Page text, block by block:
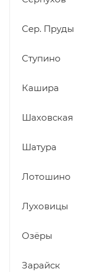
Сер. Пруды
Ступино
Кашира
Шаховская
Шатура
Лотошино
Луховицы
Озёры
Зарайск